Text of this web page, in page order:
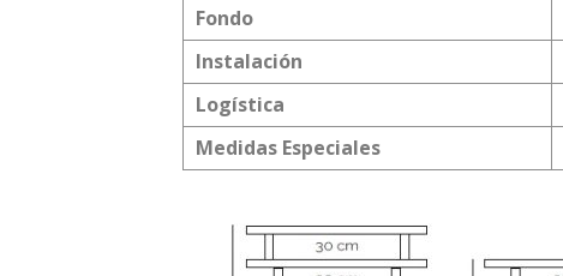
Fondo
Instalación
Logística
Medidas Especiales